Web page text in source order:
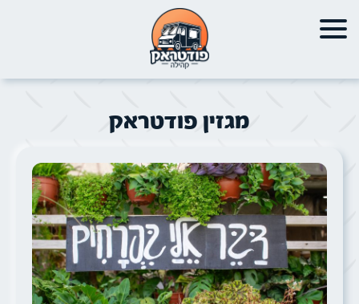
מגזין פודטראק